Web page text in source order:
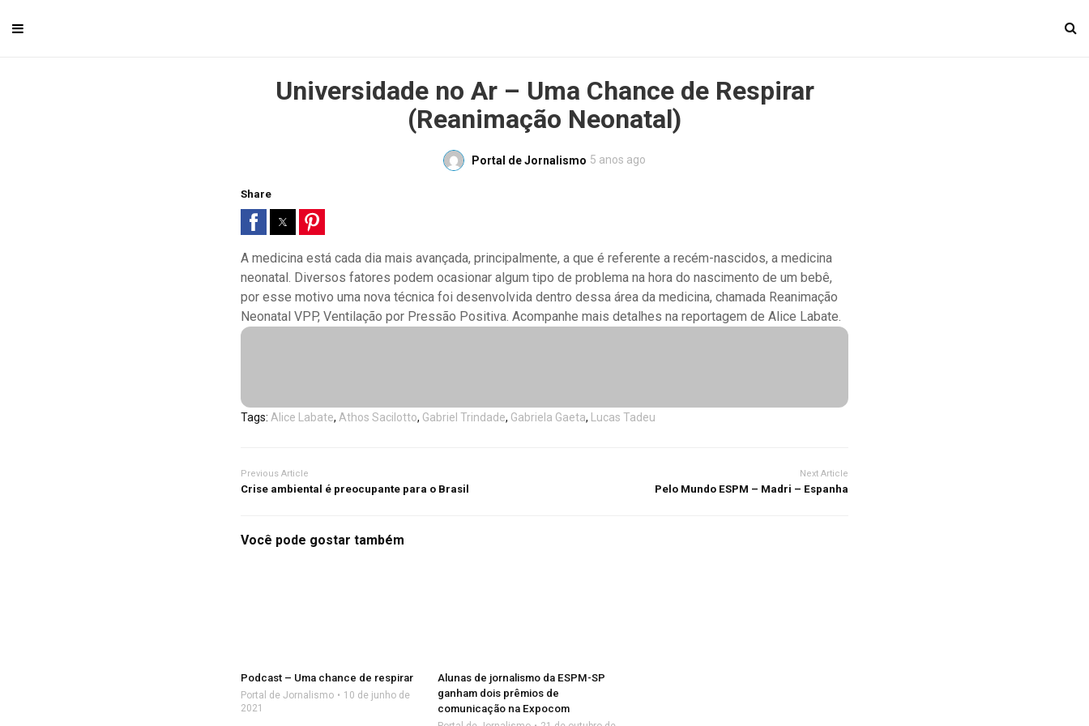
Universidade no Ar – Uma Chance de Respirar
(Reanimação Neonatal)
Portal de Jornalismo 5 anos ago
Share
A medicina está cada dia mais avançada, principalmente, a que é referente a recém-nascidos, a medicina
neonatal. Diversos fatores podem ocasionar algum tipo de problema na hora do nascimento de um bebê,
por esse motivo uma nova técnica foi desenvolvida dentro dessa área da medicina, chamada Reanimação
Neonatal VPP, Ventilação por Pressão Positiva. Acompanhe mais detalhes na reportagem de Alice Labate.
Tags: Alice Labate, Athos Sacilotto, Gabriel Trindade, Gabriela Gaeta, Lucas Tadeu
Previous Article
Crise ambiental é preocupante para o Brasil
Next Article
Pelo Mundo ESPM – Madri – Espanha
Você pode gostar também
Podcast – Uma chance de respirar
Portal de Jornalismo
10 de junho de
2021
Alunas de jornalismo da ESPM-SP
ganham dois prêmios de
comunicação na Expocom